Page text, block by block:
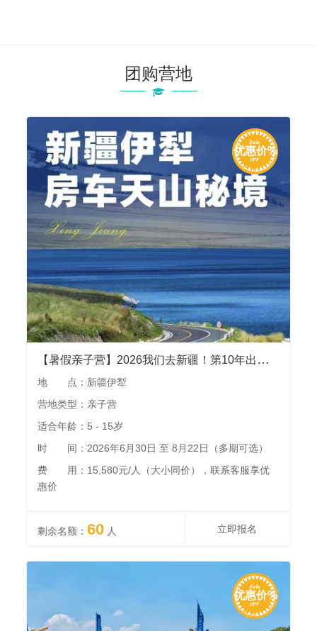
团购营地
优惠价%
【暑假亲子营】2026我们去新疆！第10年出发，“躺平”房车里游伊犁，独家安集海峡谷露营，住宿赛里木湖、琼库什台、昭苏玉湖景区野奢酒店
地 点：新疆伊犁
营地类型：亲子营
适合年龄：5 - 15岁
时 间：2026年6月30日 至 8月22日（多期可选）
费 用：15,580元/人（大小同价），联系客服享优
惠价
剩余名额：60 人 立即报名
优惠价%